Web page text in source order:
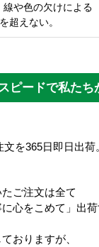
や色の欠けによる
超えない。
ピードで私たち
ご注文は全て
に心をこめて」出
おりますが、